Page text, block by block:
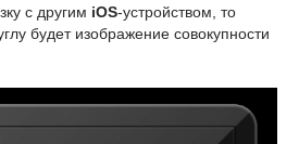
с другим iOS-устройством, то
будет изображение совокупности